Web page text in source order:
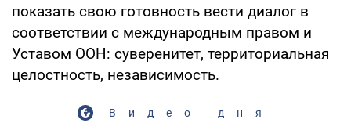
показать свою готовность вести диалог в
соответствии с международным правом и
Уставом ООН: суверенитет, территориальная
целостность, независимость.
Видео дня